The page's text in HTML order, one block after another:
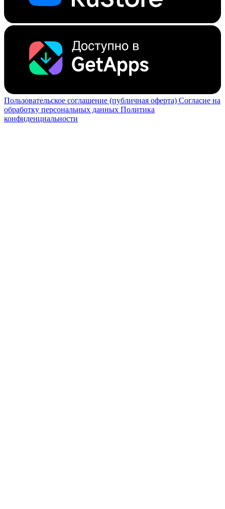
Пользовательское соглашение (публичная оферта) Согласие на
обработку персональных данных Политика
конфиденциальности